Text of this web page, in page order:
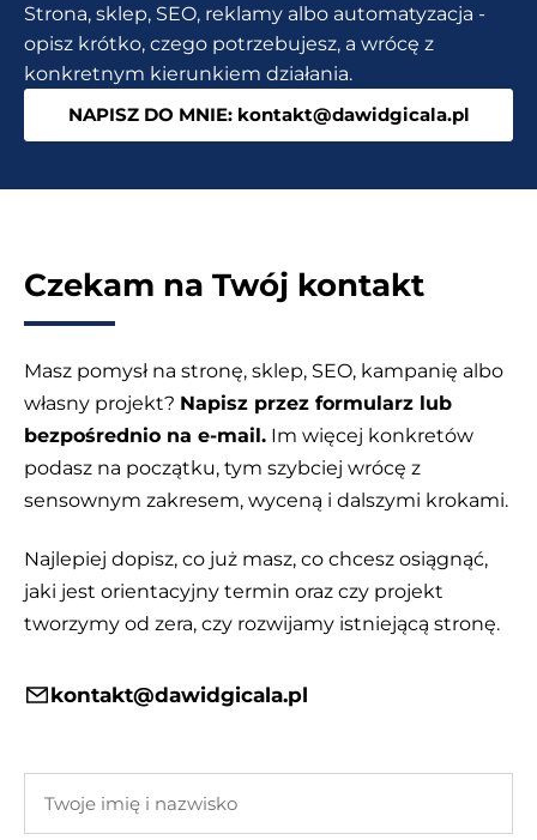
strony
WordPress
Strona, sklep, SEO, reklamy albo automatyzacja -
opisz krótko, czego potrzebujesz, a wrócę z
konkretnym kierunkiem działania.
NAPISZ DO MNIE: kontakt@dawidgicala.pl
Czekam na Twój kontakt
Masz pomysł na stronę, sklep, SEO, kampanię albo
własny projekt? Napisz przez formularz lub
bezpośrednio na e-mail. Im więcej konkretów
podasz na początku, tym szybciej wrócę z
sensownym zakresem, wyceną i dalszymi krokami.
Najlepiej dopisz, co już masz, co chcesz osiągnąć,
jaki jest orientacyjny termin oraz czy projekt
tworzymy od zera, czy rozwijamy istniejącą stronę.
kontakt@dawidgicala.pl
imię